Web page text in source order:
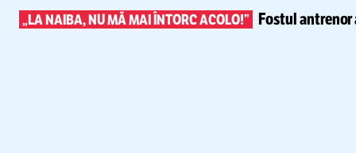
„LA NAIBA, NU MĂ MAI ÎNTORC ACOLO!” Fostul